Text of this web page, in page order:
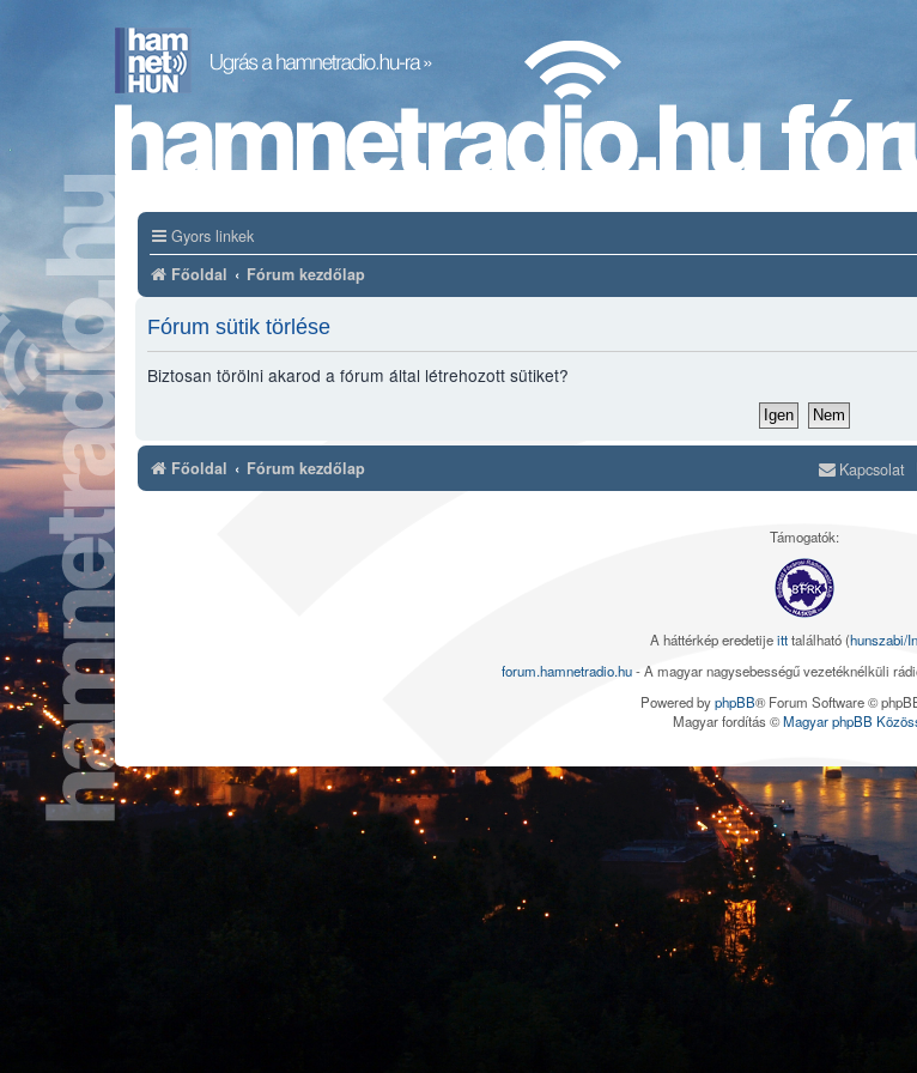
Gyors linkek
Főoldal Fórum kezdőlap
Fórum sütik törlése
Biztosan törölni akarod a fórum által létrehozott sütiket?
Főoldal Fórum kezdőlap Kapcsolat
Támogatók:
A háttérkép eredetijeitttalálható (hunszabi/
forum.hamnetradio.hu- A magyar nagysebességű vezetéknélküli
Powered byphpBB® Forum Software ©
Magyar fordítás ©Magyar phpBB